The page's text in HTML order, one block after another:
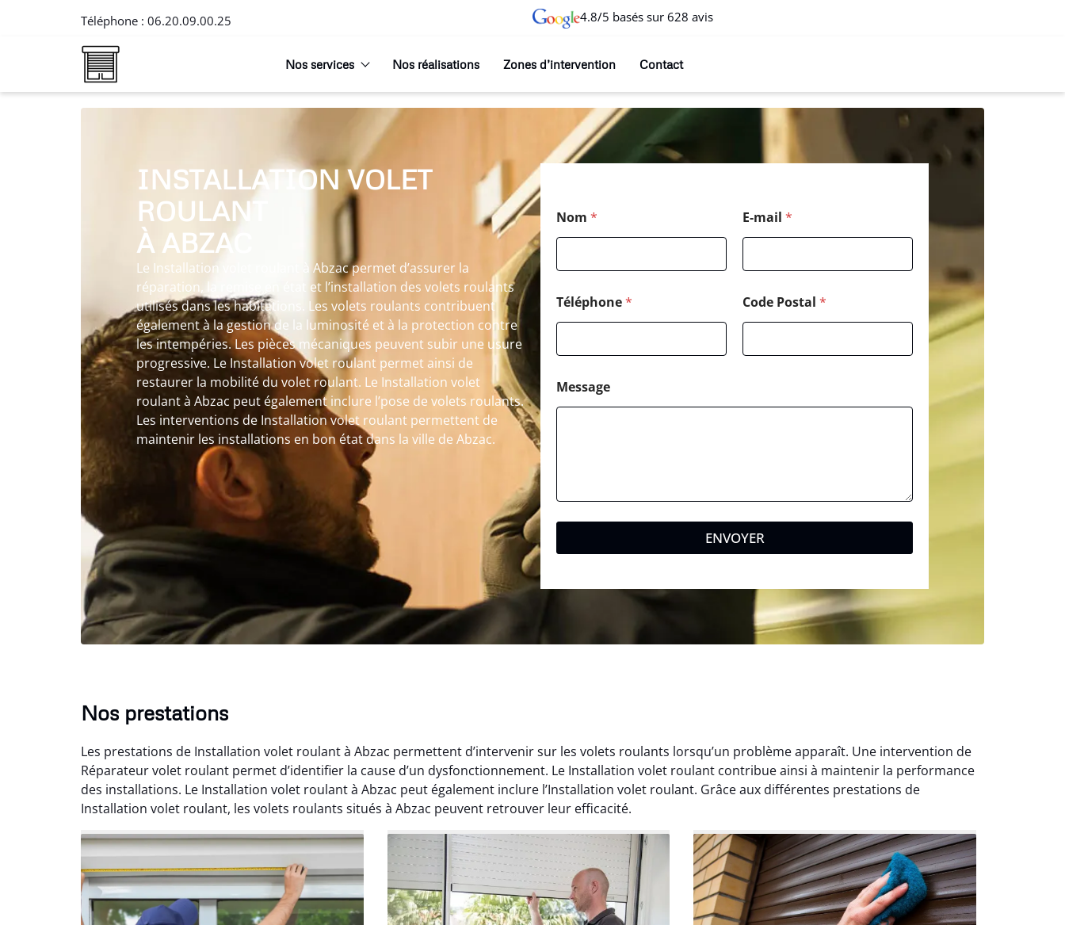
Téléphone : 06.20.09.00.25 4.8/5 basés sur 628 avis
Nos services Nos réalisations Zones d’intervention Contact
INSTALLATION VOLET
ROULANT
À ABZAC
Le Installation volet roulant à Abzac permet d’assurer la
réparation, la remise en état et l’installation des volets roulants
utilisés dans les habitations. Les volets roulants contribuent
également à la gestion de la luminosité et à la protection contre
les intempéries. Les pièces mécaniques peuvent subir une usure
progressive. Le Installation volet roulant permet ainsi de
restaurer la mobilité du volet roulant. Le Installation volet
roulant à Abzac peut également inclure l’pose de volets roulants.
Les interventions de Installation volet roulant permettent de
maintenir les installations en bon état dans la ville de Abzac.
Nom * E-mail *
Téléphone* Code Postal *
Message
ENVOYER
Nos prestations
Les prestations de Installation volet roulant à Abzac permettent d’intervenir sur les volets roulants lorsqu’un problème apparaît. Une intervention de
Réparateur volet roulant permet d’identifier la cause d’un dysfonctionnement. Le Installation volet roulant contribue ainsi à maintenir la performance
des installations. Le Installation volet roulant à Abzac peut également inclure l’Installation volet roulant. Grâce aux différentes prestations de
Installation volet roulant, les volets roulants situés à Abzac peuvent retrouver leur efficacité.